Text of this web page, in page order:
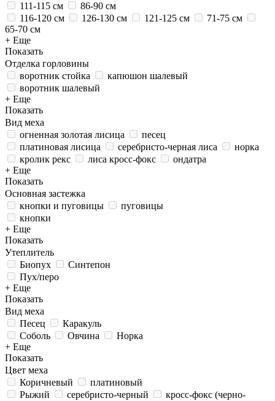
111-115 см
86-90 см
116-120 см
126-130 см 121-125 см
71-75 см
65-70 см
+ Еще
Показать
Отделка горловины
воротник стойка
капюшон шалевый
воротник шалевый
+ Еще
Показать
Вид меха
огненная золотая лисица
песец
платиновая лисица
серебристо-черная лиса
норка
кролик рекс
лиса кросс-фокс
ондатра
+ Еще
Показать
Основная застежка
кнопки и пуговицы
пуговицы
кнопки
+ Еще
Показать
Утеплитель
Биопух
Синтепон
Пух/перо
+ Еще
Показать
Вид меха
Песец
Каракуль
Соболь
Овчина
Норка
+ Еще
Показать
Цвет меха
Коричневый
платиновый
Рыжий
серебристо-черный
кросс-фокс (черно-